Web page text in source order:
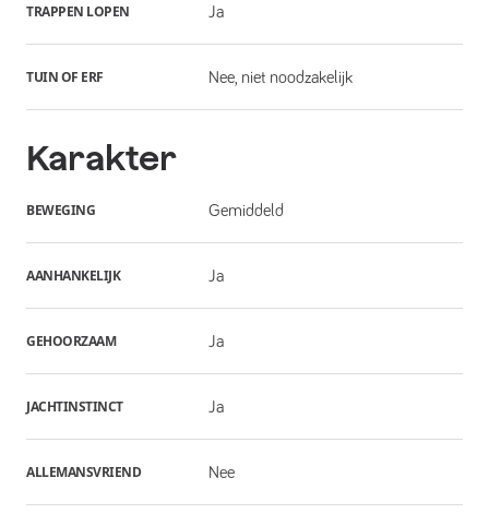
TRAPPEN LOPEN Ja
TUIN OF ERF Nee, niet noodzakelijk
Karakter
BEWEGING Gemiddeld
AANHANKELIJK Ja
GEHOORZAAM Ja
JACHTINSTINCT Ja
ALLEMANSVRIEND Nee